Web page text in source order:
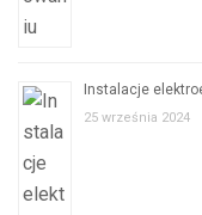
Instalacje
25 września 2024